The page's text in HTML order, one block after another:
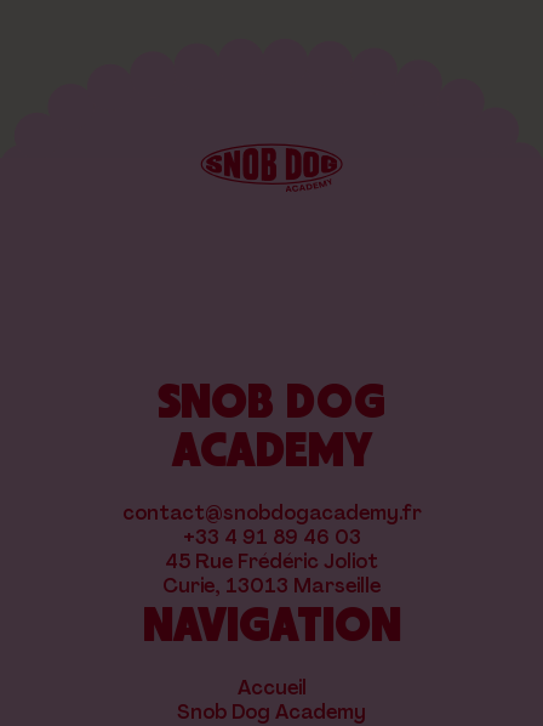
SNOB DOG
ACADEMY
contact@snobdogacademy.fr
+33 4 91 89 46 03
45 Rue Frédéric Joliot
Curie, 13013 Marseille
NAVIGATION
Accueil
Snob Dog Academy